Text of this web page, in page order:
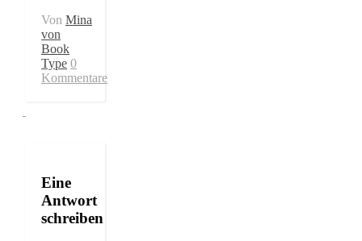
Von Mina
von
Book
Type 0
Kommentare
Eine
Antwort
schreiben